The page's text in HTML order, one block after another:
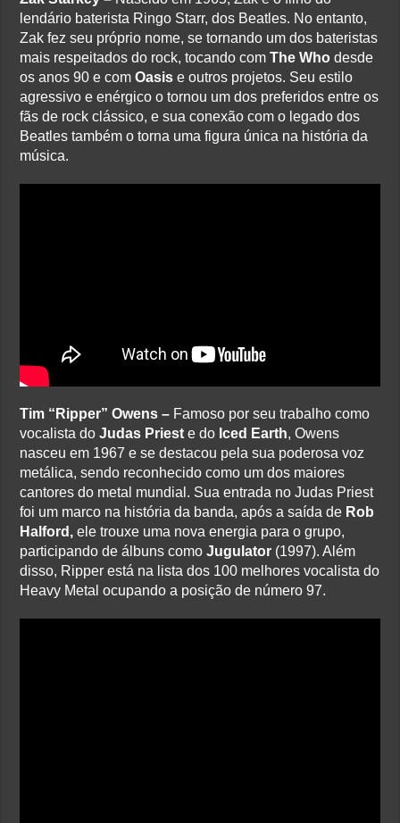
lendário baterista Ringo Starr, dos Beatles. No entanto,
Zak fez seu próprio nome, se tornando um dos bateristas
mais respeitados do rock, tocando comThe Who desde
os anos 90 e comOasis e outros projetos. Seu estilo
agressivo e enérgico o tornou um dos preferidos entre os
fãs de rock clássico, e sua conexão com o legado dos
Beatles também o torna uma figura única na história da
música.
Tim “Ripper” Owens – Famoso por seu trabalho como
vocalista doJudas Priest e do Iced Earth, Owens
nasceu em 1967 e se destacou pela sua poderosa voz
metálica, sendo reconhecido como um dos maiores
cantores do metal mundial. Sua entrada no Judas Priest
foi um marco na história da banda, após a saída de Rob
Halford, ele trouxe uma nova energia para o grupo,
participando de álbuns comoJugulator (1997). Além
disso, Ripper está na lista dos 100 melhores vocalista do
Heavy Metal ocupando a posição de número 97.